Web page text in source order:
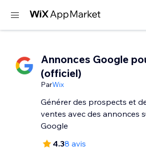
Annonces Google
(officiel)
ParWix
Générer des prospects et
ventes avec des annonces
Google
4.38 avis